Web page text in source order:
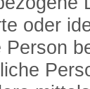
oder
Person